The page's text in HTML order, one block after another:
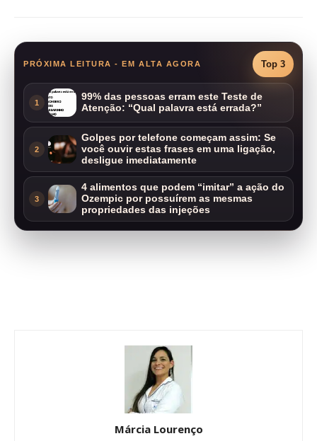
PRÓXIMA LEITURA - EM ALTA AGORA Top 3
1
99% das pessoas erram este Teste de
Atenção: “Qual palavra está errada?”
2
Golpes por telefone começam assim: Se
você ouvir estas frases em uma ligação,
desligue imediatamente
3
4 alimentos que podem “imitar” a ação do
Ozempic por possuírem as mesmas
propriedades das injeções
Márcia Lourenço